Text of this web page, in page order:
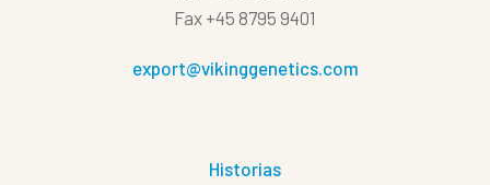
Fax +45 8795 9401
export@vikinggenetics.com
Historias